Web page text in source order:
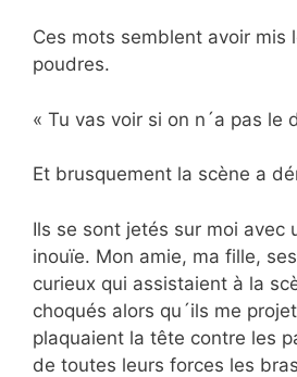
Ces mots semblent avoir mis
poudres.
« Tu vas voir si on n´a pas le
Et brusquement la scène a
Ils se sont jetés sur moi avec
inouïe. Mon amie, ma fille,
curieux qui assistaient à la
choqués alors qu´ils me
plaquaient la tête contre les
de toutes leurs forces les